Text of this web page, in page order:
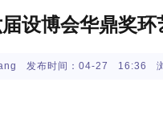
设博会华鼎奖
发布时间：04-27 16:36